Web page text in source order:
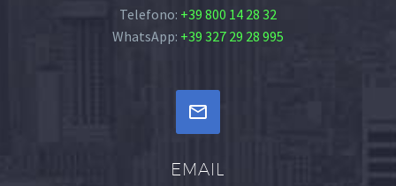
Telefono: +39 800 14 28 32
WhatsApp: +39 327 29 28 995


EMAIL